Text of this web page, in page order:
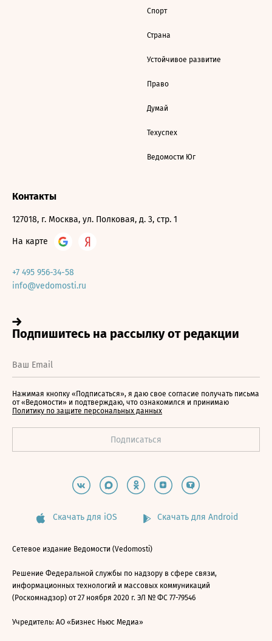
Спорт
Страна
Устойчивое развитие
Право
Думай
Техуспех
Ведомости Юг
Контакты
127018, г. Москва, ул. Полковая, д. 3, стр. 1
На карте
+7 495 956-34-58
info@vedomosti.ru
Нажимая кнопку «Подписаться», я даю свое согласие получать письма
от «Ведомости» и подтверждаю, что ознакомился и принимаю
Политику по защите персональных данных
Скачать для iOS Скачать для Android
Сетевое издание Ведомости (Vedomosti)
Решение Федеральной службы по надзору в сфере связи,
информационных технологий и массовых коммуникаций
(Роскомнадзор) от 27 ноября 2020 г. ЭЛ № ФС 77-79546
Учредитель: АО «Бизнес Ньюс Медиа»